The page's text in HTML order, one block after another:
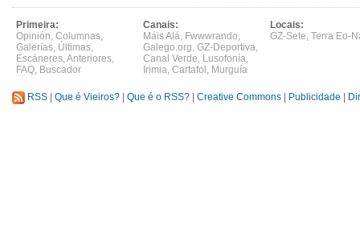
Primeira:
Opinión, Columnas,
Galerías, Últimas,
Escáneres,Anteriores,
FAQ, Buscador
Canais:
Máis Alá, Fwwwrando,
Galego.org, GZ-Deportiva,
Canal Verde, Lusofonía,
Irimia, Cartafol , Murguía
Locais:
GZ-Sete, Terra Eo-
RSS Que é Vieiros? Que é o RSS? Creative Commons Publicidade